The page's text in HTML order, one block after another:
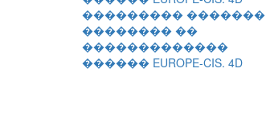
��������� �������
�������� ��
�������������
������ EUROPE-CIS. 4D